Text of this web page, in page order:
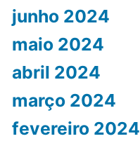
junho 2024
maio 2024
abril 2024
março 2024
fevereiro 2024